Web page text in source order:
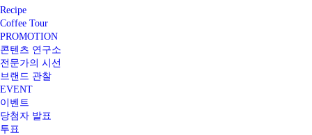
Recipe
Coffee Tour
PROMOTION
콘텐츠 연구소
전문가의 시선
브랜드 관찰
EVENT
이벤트
당첨자 발표
투표